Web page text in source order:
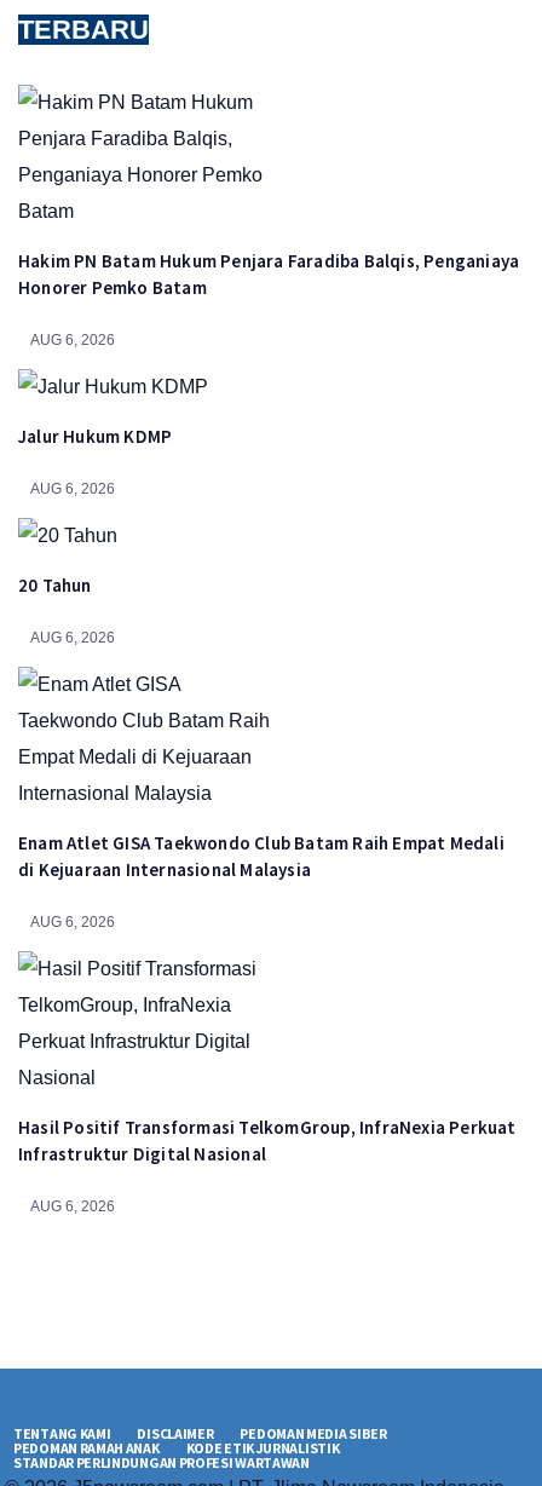
TERBARU
Hakim PN Batam Hukum Penjara Faradiba Balqis, Penganiaya
Honorer Pemko Batam
AUG 6, 2026
Jalur Hukum KDMP
AUG 6, 2026
20 Tahun
AUG 6, 2026
Enam Atlet GISA Taekwondo Club Batam Raih Empat Medali
di Kejuaraan Internasional Malaysia
AUG 6, 2026
Hasil Positif Transformasi TelkomGroup, InfraNexia Perkuat
Infrastruktur Digital Nasional
AUG 6, 2026
TENTANG KAMI DISCLAIMER
PEDOMAN MEDIA SIBER
PEDOMAN RAMAH ANAK
KODE ETIK JURNALISTIK
STANDAR PERLINDUNGAN PROFESI WARTAWAN